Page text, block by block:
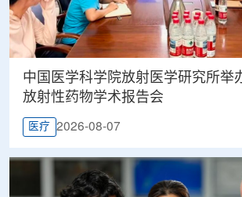
中国医学科学院放射医学研究所举
放射性药物学术报告会
医疗 2026-08-07